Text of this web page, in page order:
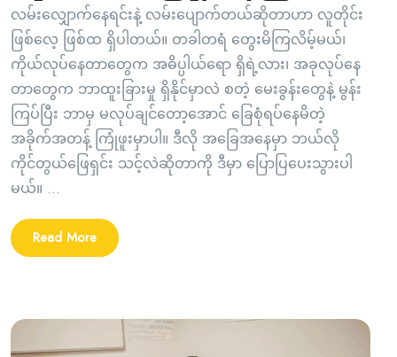
လမ်းလျှောက်နေရင်းနဲ့ လမ်းပျောက်တယ်ဆိုတာဟာ လူတိုင်း
ဖြစ်လေ့ ဖြစ်ထ ရှိပါတယ်။ တခါတရံ တွေးမိကြလိမ့်မယ်၊
ကိုယ်လုပ်နေတာတွေက အဓိပ္ပါယ်ရော ရှိရဲ့လား၊ အခုလုပ်နေ
တာတွေက ဘာထူးခြားမှု ရှိနိုင်မှာလဲ စတဲ့ မေးခွန်းတွေနဲ့ မွန်း
ကြပ်ပြီး ဘာမှ မလုပ်ချင်တော့အောင် ခြေစုံရပ်နေမိတဲ့
အခိုက်အတန့် ကြုံဖူးမှာပါ။ ဒီလို အခြေအနေမှာ ဘယ်လို
ကိုင်တွယ်ဖြေရှင်း သင့်လဲဆိုတာကို ဒီမှာ ပြောပြပေးသွားပါ
မယ်။ ...
Read More